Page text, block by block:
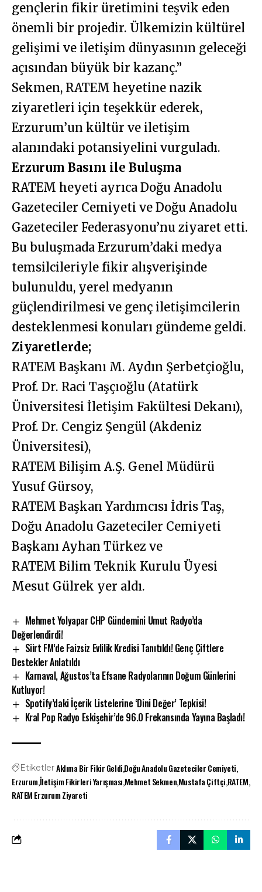
gençlerin fikir üretimini teşvik eden
önemli bir projedir. Ülkemizin kültürel
gelişimi ve iletişim dünyasının geleceği
açısından büyük bir kazanç.”
Sekmen, RATEM heyetine nazik
ziyaretleri için teşekkür ederek,
Erzurum’un kültür ve iletişim
alanındaki potansiyelini vurguladı.
Erzurum Basını ile Buluşma
RATEM heyeti ayrıca Doğu Anadolu
Gazeteciler Cemiyeti ve Doğu Anadolu
Gazeteciler Federasyonu’nu ziyaret etti.
Bu buluşmada Erzurum’daki medya
temsilcileriyle fikir alışverişinde
bulunuldu, yerel medyanın
güçlendirilmesi ve genç iletişimcilerin
desteklenmesi konuları gündeme geldi.
Ziyaretlerde;
RATEM Başkanı M. Aydın Şerbetçioğlu,
Prof. Dr. Raci Taşçıoğlu (Atatürk
Üniversitesi İletişim Fakültesi Dekanı),
Prof. Dr. Cengiz Şengül (Akdeniz
Üniversitesi),
RATEM Bilişim A.Ş. Genel Müdürü
Yusuf Gürsoy,
RATEM Başkan Yardımcısı İdris Taş,
Doğu Anadolu Gazeteciler Cemiyeti
Başkanı Ayhan Türkez ve
RATEM Bilim Teknik Kurulu Üyesi
Mesut Gülrek yer aldı.
Mehmet Yolyapar CHP Gündemini Umut Radyo’da
Değerlendirdi!
Siirt FM’de Faizsiz Evlilik Kredisi Tanıtıldı! Genç Çiftlere
Destekler Anlatıldı
Karnaval, Ağustos’ta Efsane Radyolarının Doğum Günlerini
Kutluyor!
Spotify’daki İçerik Listelerine ‘Dini Değer’ Tepkisi!
Kral Pop Radyo Eskişehir’de 96.0 Frekansında Yayına Başladı!
EtiketlerAklıma Bir Fikir GeldiDoğu Anadolu Gazeteciler Cemiyeti
Erzurumİletişim Fikirleri YarışmasıMehmet SekmenMustafa ÇiftçiRATEM
RATEM Erzurum Ziyareti